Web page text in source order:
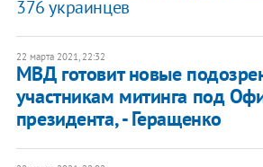
376 украинцев
22 марта 2021, 22:32
МВД готовит новые
участникам митинга под
президента, - Геращенко